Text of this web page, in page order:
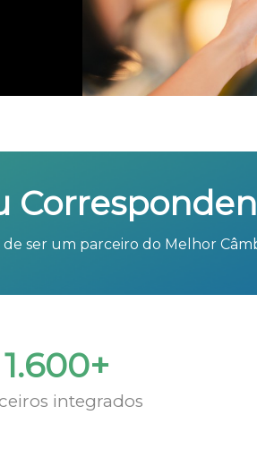
ser um parceiro do Melhor
1.600+
integrados